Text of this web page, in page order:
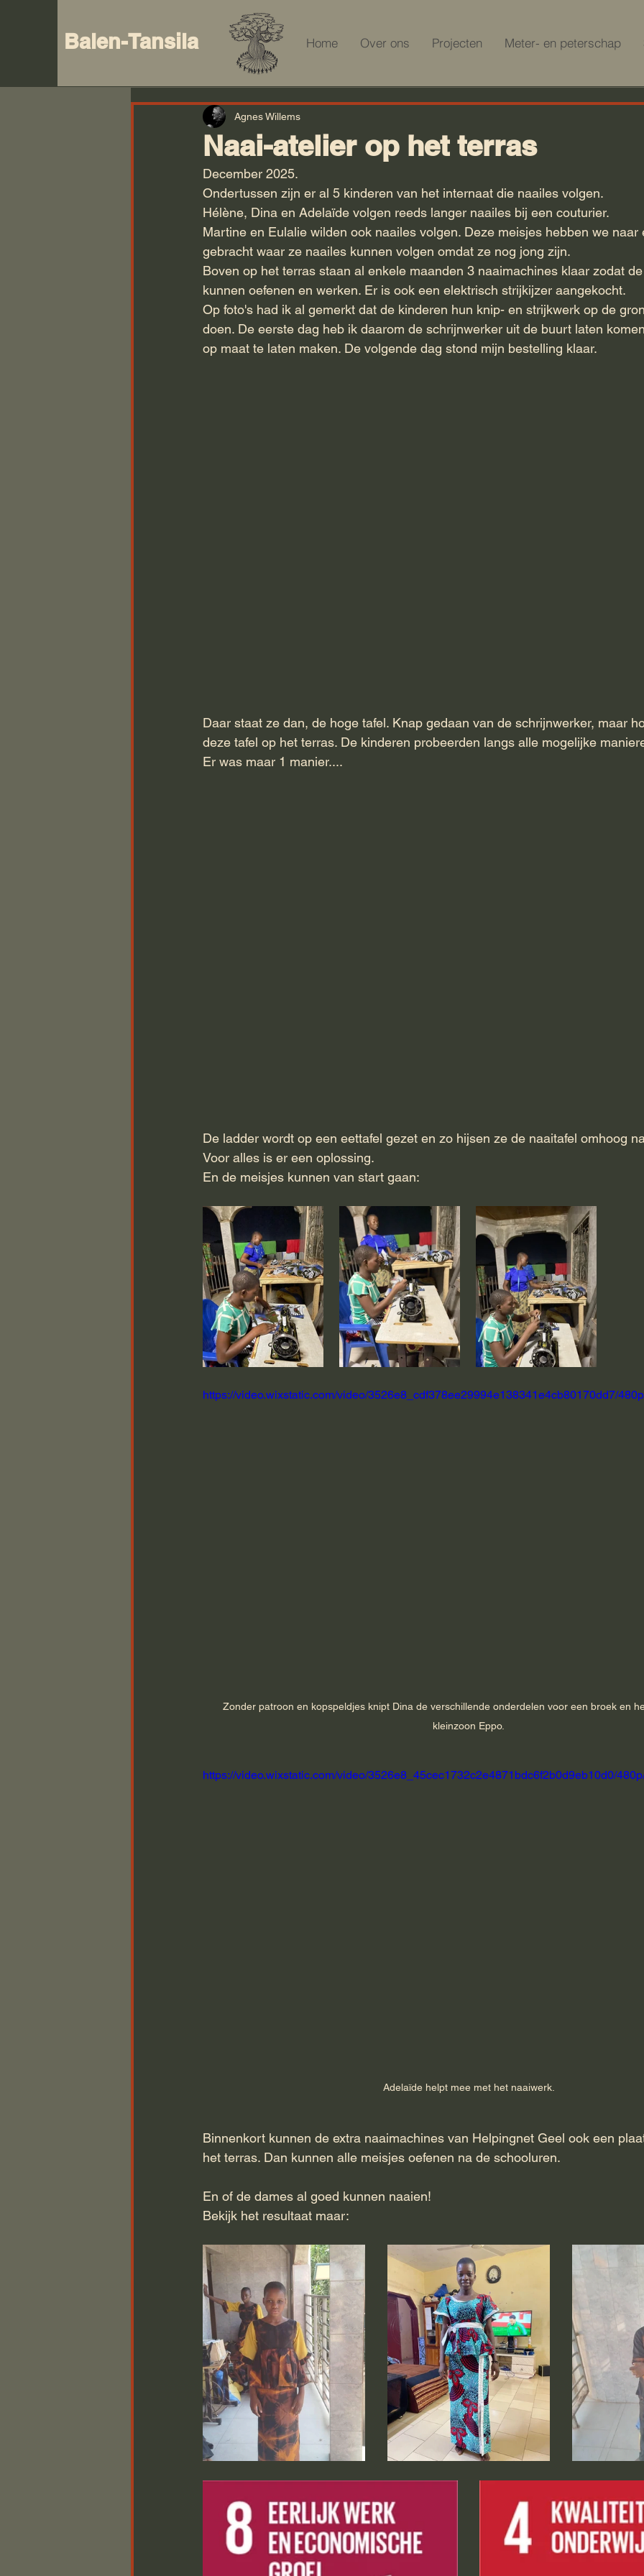
Balen-Tansila Home Over ons Projecten Meter- en peterschap
Naai-atelier op het terras
Agnes Willems
December 2025.
Ondertussen zijn er al 5 kinderen van het internaat die naailes volgen.
Hélène, Dina en Adelaïde volgen reeds langer naailes bij een couturier.
Martine en Eulalie wilden ook naailes volgen. Deze meisjes hebben we naar
gebracht waar ze naailes kunnen volgen omdat ze nog jong zijn.
Boven op het terras staan al enkele maanden 3 naaimachines klaar zodat
kunnen oefenen en werken. Er is ook een elektrisch strijkijzer aangekocht.
Op foto's had ik al gemerkt dat de kinderen hun knip- en strijkwerk op de
doen. De eerste dag heb ik daarom de schrijnwerker uit de buurt laten
op maat te laten maken. De volgende dag stond mijn bestelling klaar.
Daar staat ze dan, de hoge tafel. Knap gedaan van de schrijnwerker, maar
deze tafel op het terras. De kinderen probeerden langs alle mogelijke
Er was maar 1 manier....
De ladder wordt op een eettafel gezet en zo hijsen ze de naaitafel omhoog
Voor alles is er een oplossing.
En de meisjes kunnen van start gaan:
https://video.wixstatic.com/video/3526e8_cdf378ee29994e138341e4cb80170dd7/
Zonder patroon en kopspeldjes knipt Dina de verschillende onderdelen voor een broek en
kleinzoon Eppo.
https://video.wixstatic.com/video/3526e8_45cec1732c2e4871bdc6f2b0d9eb10d0/
Adelaïde helpt mee met het naaiwerk.
Binnenkort kunnen de extra naaimachines van Helpingnet Geel ook een
het terras. Dan kunnen alle meisjes oefenen na de schooluren.
En of de dames al goed kunnen naaien!
Bekijk het resultaat maar: